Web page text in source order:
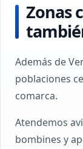
Zonas
Además de
poblaciones
comarca.
Atendemos
bombines y